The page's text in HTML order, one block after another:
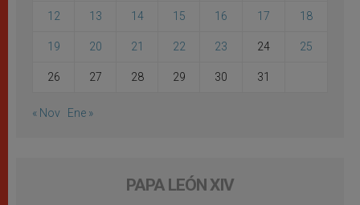
12 13 14 15 16 17 18
19 20 21 22 23 24 25
26 27 28 29 30 31
« Nov Ene »
PAPA LEÓN XIV